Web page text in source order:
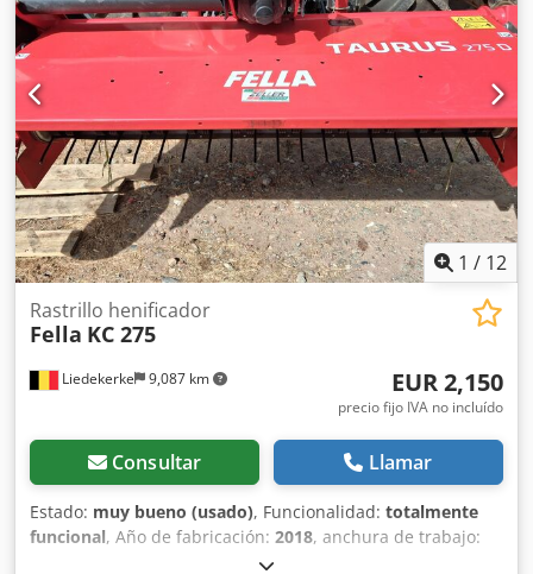
1 / 12
Liedekerke 9,087 km
Rastrillo henificador
Fella KC 275
EUR 2,150
precio fijo IVA no incluído
Consultar Llamar
Estado: muy bueno (usado), Funcionalidad: totalmente
funcional, Año de fabricación: 2018, anchura de trabajo:
, peso total: